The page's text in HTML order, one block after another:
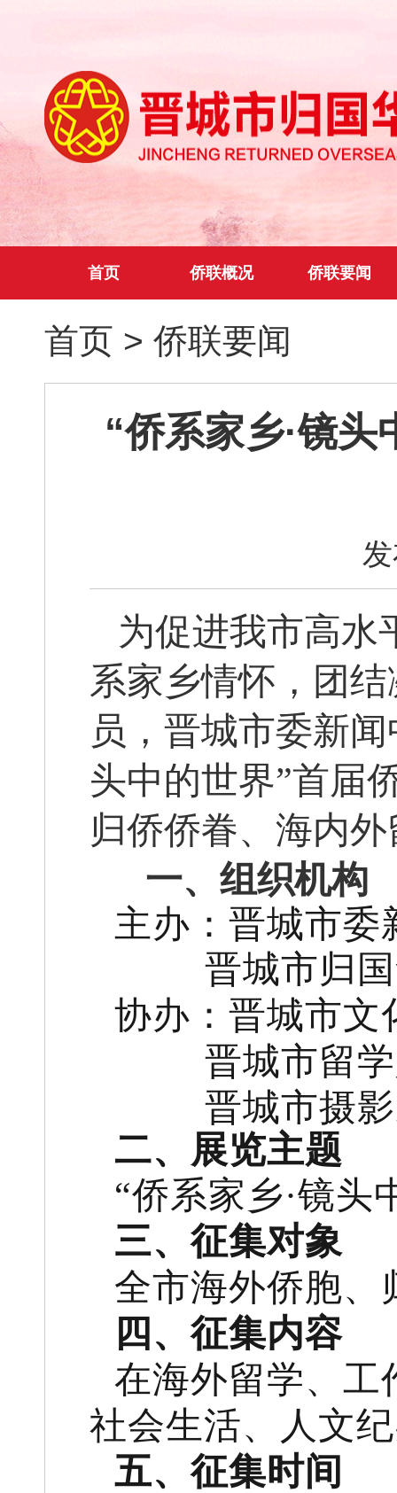
首页 侨联概况 侨联要闻
首页 > 侨联要闻
“侨系家乡·镜
为促进我市高水
系家乡情怀，团
员，晋城市委新
头中的世界”首届
归侨侨眷、海内
一、组织机构
主办：晋城市委
晋城市归国
协办：晋城市文
晋城市留学
晋城市摄影
二、展览主题
“侨系家乡·镜头
三、征集对象
全市海外侨胞、
四、征集内容
在海外留学、工
社会生活、人文
五、征集时间